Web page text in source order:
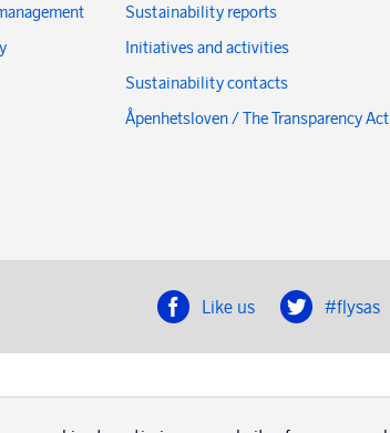
Sustainability reports
Initiatives and activities
Sustainability contacts
Åpenhetsloven / The Transparency Act
Like us #flysas